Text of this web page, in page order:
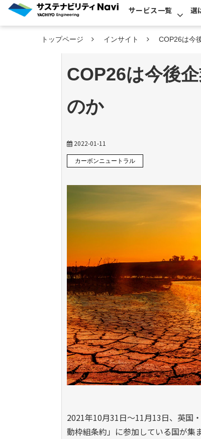
サービス一覧 選
トップページ インサイト COP26は今
COP26は今後
のか
2022-01-11
カーボンニュートラル
2021年10月31日～11月13日、英国
動枠組条約」に参加している国が集